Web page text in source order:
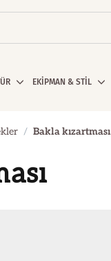
EKİPMAN & STİL
Bakla kızartması